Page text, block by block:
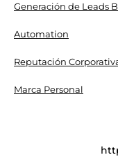
Generación de Leads
Automation
Reputación
Marca Personal